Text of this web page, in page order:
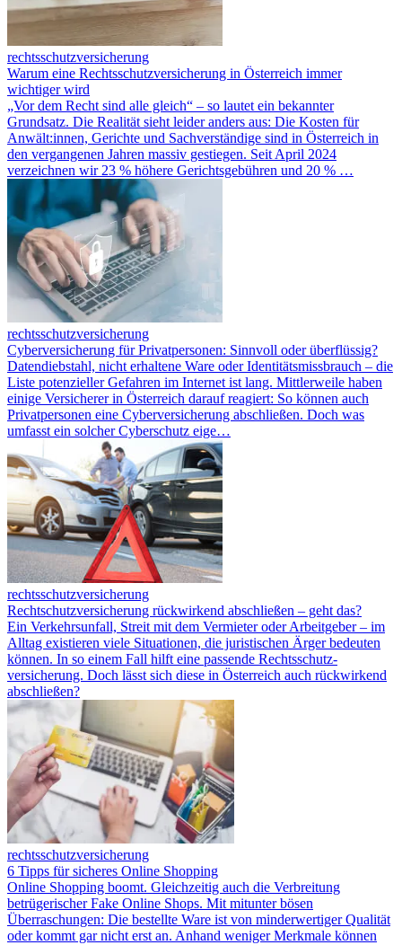
rechtsschutzversicherung
Warum eine Rechtsschutzversicherung in Österreich immer
wichtiger wird
„Vor dem Recht sind alle gleich“ – so lautet ein bekannter
Grundsatz. Die Realität sieht leider anders aus: Die Kosten für
Anwält:innen, Gerichte und Sachverständige sind in Österreich in
den vergangenen Jahren massiv gestiegen. Seit April 2024
verzeichnen wir 23 % höhere Gerichtsgebühren und 20 % …
rechtsschutzversicherung
Cyberversicherung für Privatpersonen: Sinnvoll oder überflüssig?
Datendiebstahl, nicht erhaltene Ware oder Identitätsmissbrauch – die
Liste potenzieller Gefahren im Internet ist lang. Mittlerweile haben
einige Versicherer in Österreich darauf reagiert: So können auch
Privatpersonen eine Cyberversicherung abschließen. Doch was
umfasst ein solcher Cyberschutz eige…
rechtsschutzversicherung
Rechtschutzversicherung rückwirkend abschließen – geht das?
Ein Verkehrsunfall, Streit mit dem Vermieter oder Arbeitgeber – im
Alltag existieren viele Situationen, die juristischen Ärger bedeuten
können. In so einem Fall hilft eine passende Rechtsschutz­
versicherung. Doch lässt sich diese in Österreich auch rückwirkend
abschließen?
rechtsschutzversicherung
6 Tipps für sicheres Online Shopping
Online Shopping boomt. Gleichzeitig auch die Verbreitung
betrügerischer Fake Online Shops. Mit mitunter bösen
Überraschungen: Die bestellte Ware ist von minderwertiger Qualität
oder kommt gar nicht erst an. Anhand weniger Merkmale können